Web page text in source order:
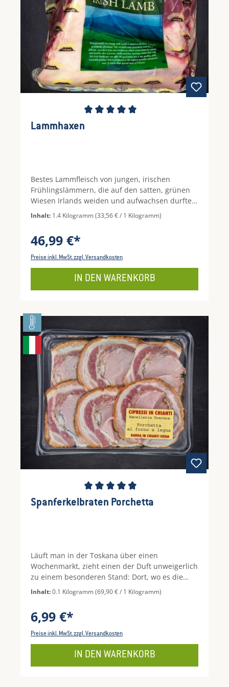
Durchschnittliche Bewertung von 5 von 5
Lammhaxen
Bestes Lammfleisch von jungen, irischen
Frühlingslämmern, die auf den satten, grünen
Wiesen Irlands weiden und aufwachsen durften.
Die Lammhaxe ist ein Teilstück der Lammkeule
und eignet sich hervorragend zum Schmoren.
Inhalt: 1.4 Kilogramm(33,56 € / 1 Kilogramm)
46,99 €*
Preise inkl. MwSt. zzgl. Versandkosten
IN DEN WARENKORB
Durchschnittliche Bewertung von 4.67 von 5
Spanferkelbraten Porchetta
Läuft man in der Toskana über einen
Wochenmarkt, zieht einen der Duft unweigerlich
zu einem besonderen Stand: Dort, wo es die
warme, gegrillte Porchetta gibt. Porchetta wird
aus Spanferkelrücken oder Bauch hergestellt,
und gut verschnürt wird. Hauchdünn
aufgeschnitten, ist Porchetta ein Genuss auf
Inhalt:0.1 Kilogramm(69,90 € / 1 Kilogramm)
6,99 €*
Preise inkl. MwSt. zzgl. Versandkosten
IN DEN WARENKORB